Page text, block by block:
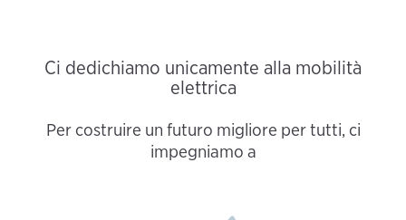
Ci dedichiamo unicamente alla mobilità
elettrica
Per costruire un futuro migliore per tutti, ci
impegniamo a